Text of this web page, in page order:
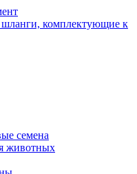
комплектующие к
семена
животных